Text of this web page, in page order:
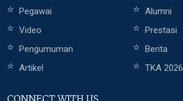
Pegawai
Alumni
Video
Prestasi
Pengumuman
Berita
Artikel
TKA 2026
CONNECT WITH US